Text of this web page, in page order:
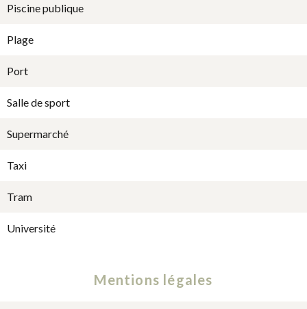
Piscine publique
Plage
Port
Salle de sport
Supermarché
Taxi
Tram
Université
Mentions légales